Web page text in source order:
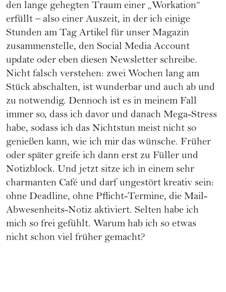
den lange gehegten Traum einer „Workation“
erfüllt – also einer Auszeit, in der ich einige
Stunden am Tag Artikel für unser Magazin
zusammenstelle, den Social Media Account
update oder eben diesen Newsletter schreibe.
Nicht falsch verstehen: zwei Wochen lang am
Stück abschalten, ist wunderbar und auch ab und
zu notwendig. Dennoch ist es in meinem Fall
immer so, dass ich davor und danach Mega-Stress
habe, sodass ich das Nichtstun meist nicht so
genießen kann, wie ich mir das wünsche. Früher
oder später greife ich dann erst zu Füller und
Notizblock. Und jetzt sitze ich in einem sehr
charmanten Café und darf ungestört kreativ sein:
ohne Deadline, ohne Pflicht-Termine, die Mail-
Abwesenheits-Notiz aktiviert. Selten habe ich
mich so frei gefühlt. Warum hab ich so etwas
nicht schon viel früher gemacht?